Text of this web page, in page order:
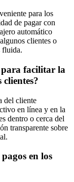
para los
de pagar con
automático
clientes o
fluida.
para facilitar la
clientes?
del cliente
en línea y en la
dentro o cerca del
transparente sobre
en los